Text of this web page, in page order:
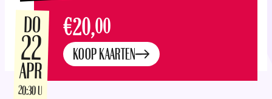
DO
22
APR
20:30 U
€20,00
KOOP KAARTEN